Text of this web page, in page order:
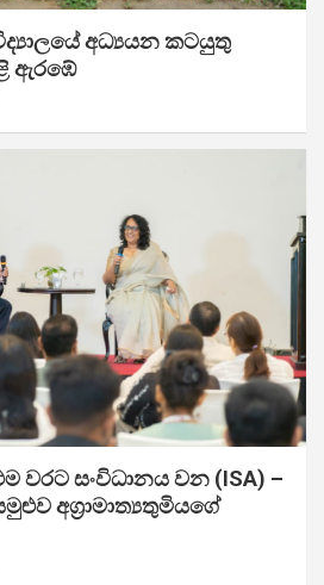
අධ්‍යයන කටයුතු
ඇරඹේ
වරට සංවිධානය වන (ISA) –
අග්‍රාමාත්‍යතුමියගේ